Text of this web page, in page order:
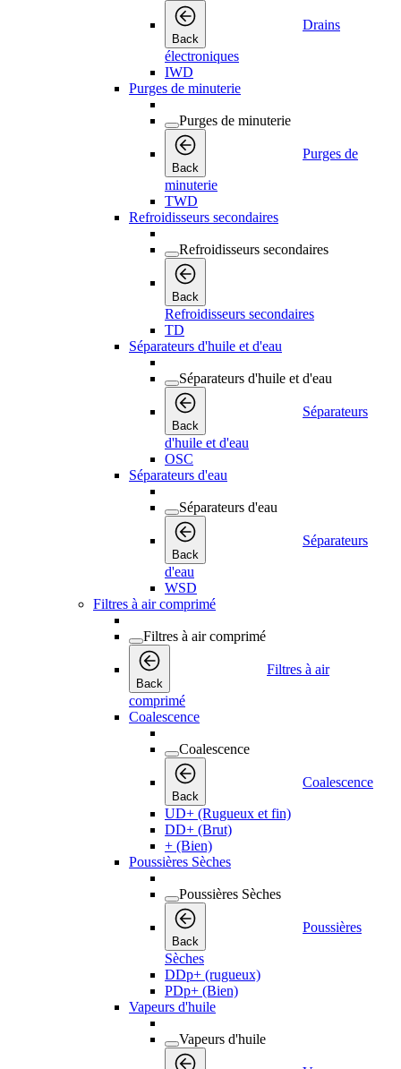
Back
Drains
électroniques
IWD
Purges de minuterie
Purges de minuterie
Back
Purges de
minuterie
TWD
Refroidisseurs secondaires
Refroidisseurs secondaires
Back
Refroidisseurs secondaires
TD
Séparateurs d'huile et d'eau
Séparateurs d'huile et d'eau
Back
Séparateurs
d'huile et d'eau
OSC
Séparateurs d'eau
Séparateurs d'eau
Back
Séparateurs
d'eau
WSD
Filtres à air comprimé
Filtres à air comprimé
Back
Filtres à air
comprimé
Coalescence
Coalescence
Back
Coalescence
UD+ (Rugueux et fin)
DD+ (Brut)
+ (Bien)
Poussières Sèches
Poussières Sèches
Back
Poussières
Sèches
DDp+ (rugueux)
PDp+ (Bien)
Vapeurs d'huile
Vapeurs d'huile